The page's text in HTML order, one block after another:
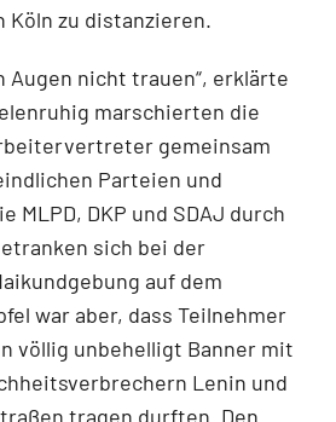
Köln zu distanzieren.
Augen nicht trauen“, erklärte
marschierten die
gemeinsam
Parteien und
MLPD, DKP und SDAJ durch
sich bei der
auf dem
war aber, dass Teilnehmer
völlig unbehelligt Banner mit
Lenin und
tragen durften. Den